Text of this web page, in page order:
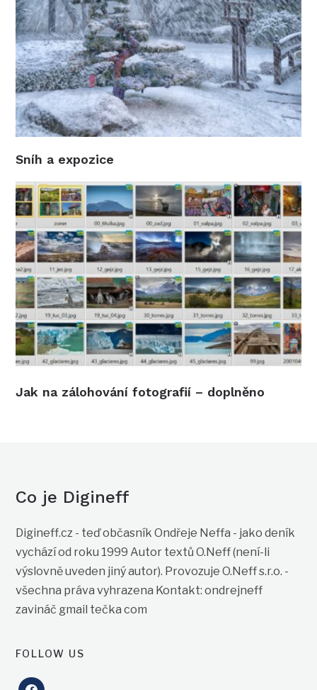
Sníh a expozice
Jak na zálohování fotografií – doplněno
Co je Digineff
Digineff.cz - teď občasník Ondřeje Neffa - jako deník
vychází od roku 1999 Autor textů O.Neff (není-li
výslovně uveden jiný autor). Provozuje O.Neff s.r.o. -
všechna práva vyhrazena Kontakt: ondrejneff
zavináč gmail tečka com
FOLLOW US
facebook